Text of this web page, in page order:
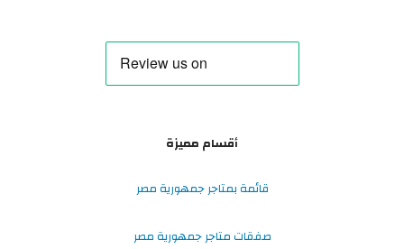
أقسام مميزة
قائمة بمتاجر جمهورية مصر
صفقات متاجر جمهورية مصر